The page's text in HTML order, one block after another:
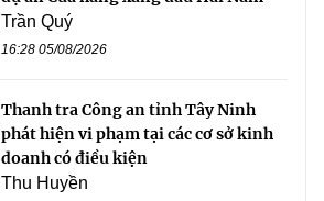
Trần Quý
16:28 05/08/2026
Thanh tra Công an tỉnh Tây Ninh
phát hiện vi phạm tại các cơ sở kinh
doanh có điều kiện
Thu Huyền